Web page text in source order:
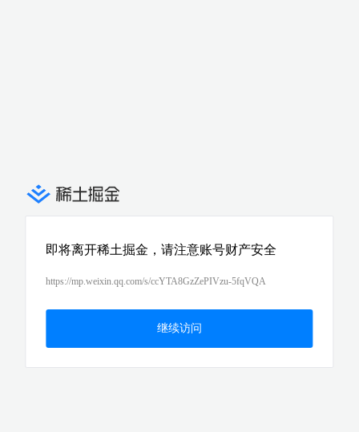
即将离开稀土掘金，请注意账号财产安全
https://mp.weixin.qq.com/s/ccYTA8GzZePIVzu-5fqVQA
继续访问